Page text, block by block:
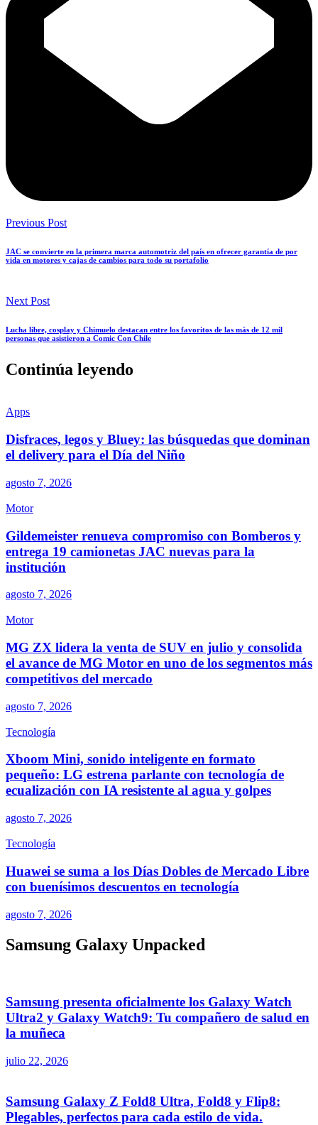
Previous Post
JAC se convierte en la primera marca automotriz del país en ofrecer garantía de por
vida en motores y cajas de cambios para todo su portafolio
Next Post
Lucha libre, cosplay y Chimuelo destacan entre los favoritos de las más de 12 mil
personas que asistieron a Comic Con Chile
Continúa leyendo
Apps
Disfraces, legos y Bluey: las búsquedas que dominan
el delivery para el Día del Niño
agosto 7, 2026
Motor
Gildemeister renueva compromiso con Bomberos y
entrega 19 camionetas JAC nuevas para la
institución
agosto 7, 2026
Motor
MG ZX lidera la venta de SUV en julio y consolida
el avance de MG Motor en uno de los segmentos más
competitivos del mercado
agosto 7, 2026
Tecnología
Xboom Mini, sonido inteligente en formato
pequeño: LG estrena parlante con tecnología de
ecualización con IA resistente al agua y golpes
agosto 7, 2026
Tecnología
Huawei se suma a los Días Dobles de Mercado Libre
con buenísimos descuentos en tecnología
agosto 7, 2026
Samsung Galaxy Unpacked
Samsung presenta oficialmente los Galaxy Watch
Ultra2 y Galaxy Watch9: Tu compañero de salud en
la muñeca
julio 22, 2026
Samsung Galaxy Z Fold8 Ultra, Fold8 y Flip8:
Plegables, perfectos para cada estilo de vida.